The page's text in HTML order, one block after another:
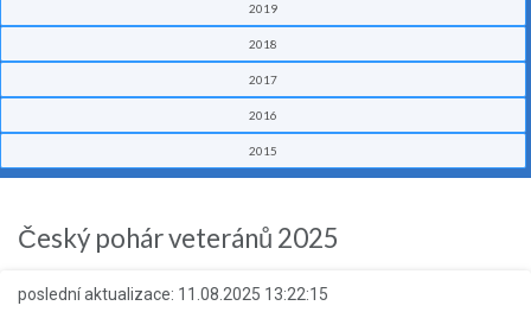
2019
2018
2017
2016
2015
Český pohár veteránů 2025
poslední aktualizace: 11.08.2025 13:22:15